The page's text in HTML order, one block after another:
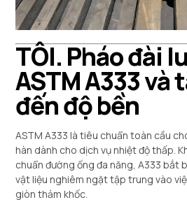
TÔI. Pháo đài
ASTM A333 và
đến độ bền
ASTM A333 là tiêu chuẩn toàn cầu
hàn dành cho dịch vụ nhiệt độ thấp.
chuẩn đường ống đa năng, A333 bắt
vật liệu nghiêm ngặt tập trung vào
giòn thảm khốc.